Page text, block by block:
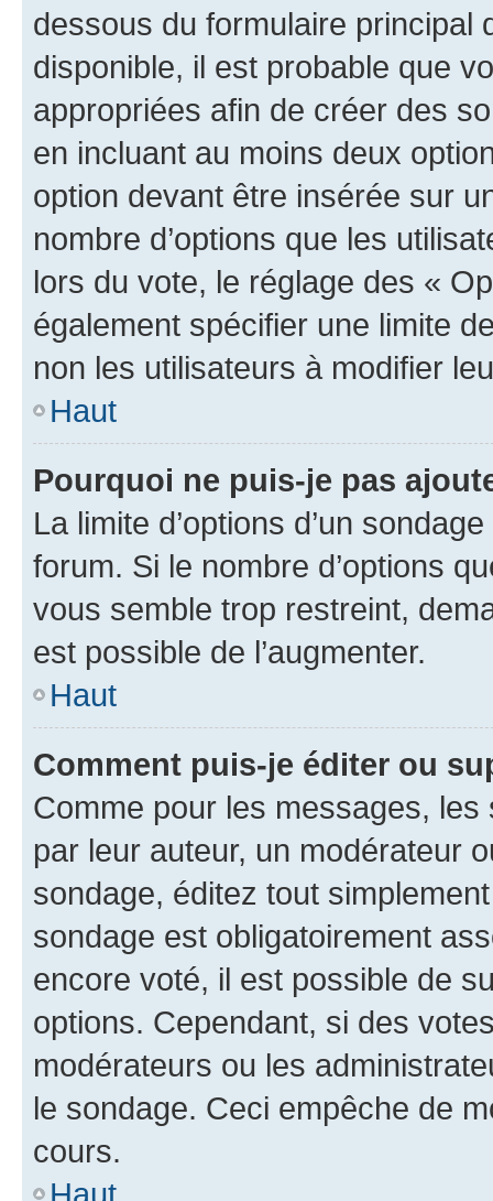
dessous du formulaire principal
disponible, il est probable que
appropriées afin de créer des
en incluant au moins deux
option devant être insérée sur
nombre d’options que les
lors du vote, le réglage des «
également spécifier une limite
non les utilisateurs à modifier
Haut
Pourquoi ne puis-je pas
La limite d’options d’un
forum. Si le nombre d’options
vous semble trop restreint,
est possible de l’augmenter.
Haut
Comment puis-je éditer ou
Comme pour les messages,
par leur auteur, un modérateur
sondage, éditez tout
sondage est obligatoirement
encore voté, il est possible de
options. Cependant, si des
modérateurs ou les
le sondage. Ceci empêche de
cours.
Haut